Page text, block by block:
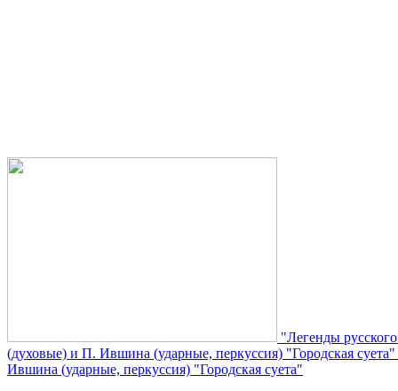
"Легенды
(духовые) и П. Ившина (ударные, перкуссия) "Городская суета"
Ившина (ударные, перкуссия) "Городская суета"